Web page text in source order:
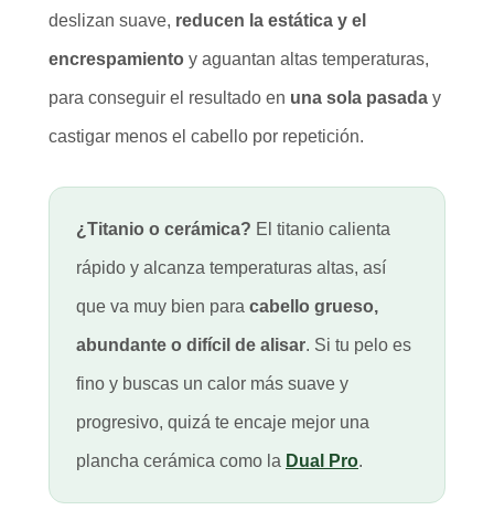
deslizan suave, reducen la estática y el
encrespamiento y aguantan altas temperaturas,
para conseguir el resultado en una sola pasada y
castigar menos el cabello por repetición.
¿Titanio o cerámica? El titanio calienta
rápido y alcanza temperaturas altas, así
que va muy bien para cabello grueso,
abundante o difícil de alisar. Si tu pelo es
fino y buscas un calor más suave y
progresivo, quizá te encaje mejor una
plancha cerámica como la Dual Pro.